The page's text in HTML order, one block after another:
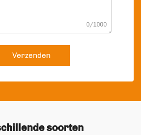
0/1000
Verzenden
soorten